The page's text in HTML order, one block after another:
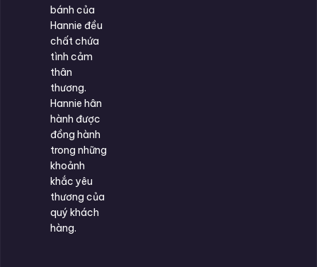
bánh của
Hannie đều
chất chứa
tình cảm
thân
thương.
Hannie hân
hành được
đồng hành
trong những
khoảnh
khắc yêu
thương của
quý khách
hàng.